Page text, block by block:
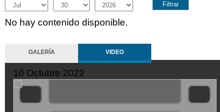
Month
Day Year
No hay contenido disponible.
GALERÍA VIDEO
10 Octubre 2022
ZMtwiZ8t-